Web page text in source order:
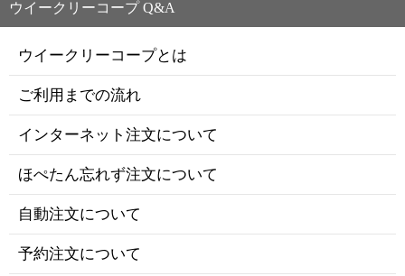
ウイークリーコープ Q&A
ウイークリーコープとは
ご利用までの流れ
インターネット注文について
ほぺたん忘れず注文について
自動注文について
予約注文について